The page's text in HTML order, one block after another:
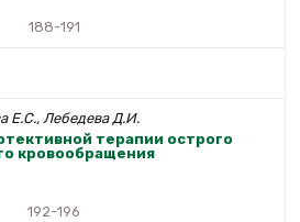
188-191
Е.С., Лебедева Д.И.
терапии острого
кровообращения
192-196